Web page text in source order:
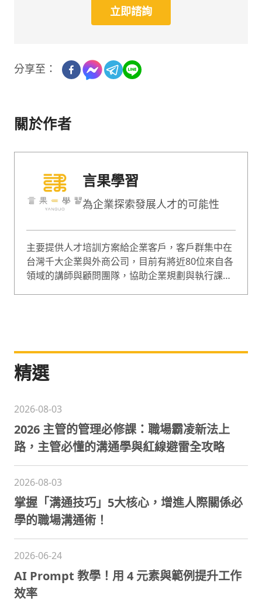
立即諮詢
分享至：
關於作者
言果學習
為企業探索發展人才的可能性
主要提供人才培訓方案給企業客戶，客戶群集中在
台灣千大企業與外商公司，目前有將近80位來自各
領域的講師與顧問團隊，協助企業規劃與執行課
精選
2026-08-03
2026 主管的管理必修課：職場霸凌新法上
路，主管必懂的溝通學與紅線避雷全攻略
2026-08-03
掌握「溝通技巧」5大核心，增進人際關係必
學的職場溝通術！
2026-06-24
AI Prompt 教學！用 4 元素與範例提升工作
效率